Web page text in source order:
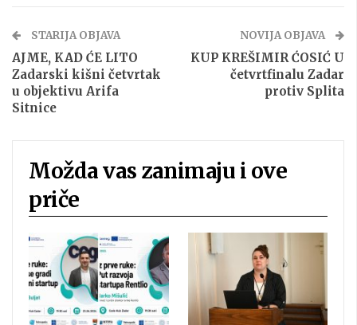
STARIJA OBJAVA
AJME, KAD ĆE LITO
Zadarski kišni četvrtak
u objektivu Arifa
Sitnice
NOVIJA OBJAVA
KUP KREŠIMIR ĆOSIĆ U
četvrtfinalu Zadar
protiv Splita
Možda vas zanimaju i ove
priče